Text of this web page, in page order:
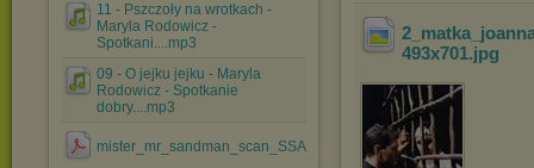
11 - Pszczoły na wrotkach -
Maryla Rodowicz -
Spotkani....mp3
09 - O jejku jejku - Maryla
Rodowicz - Spotkanie
dobry....mp3
mister_mr_sandman_scan_SSAA_with_combo.pdf
493x701.jpg